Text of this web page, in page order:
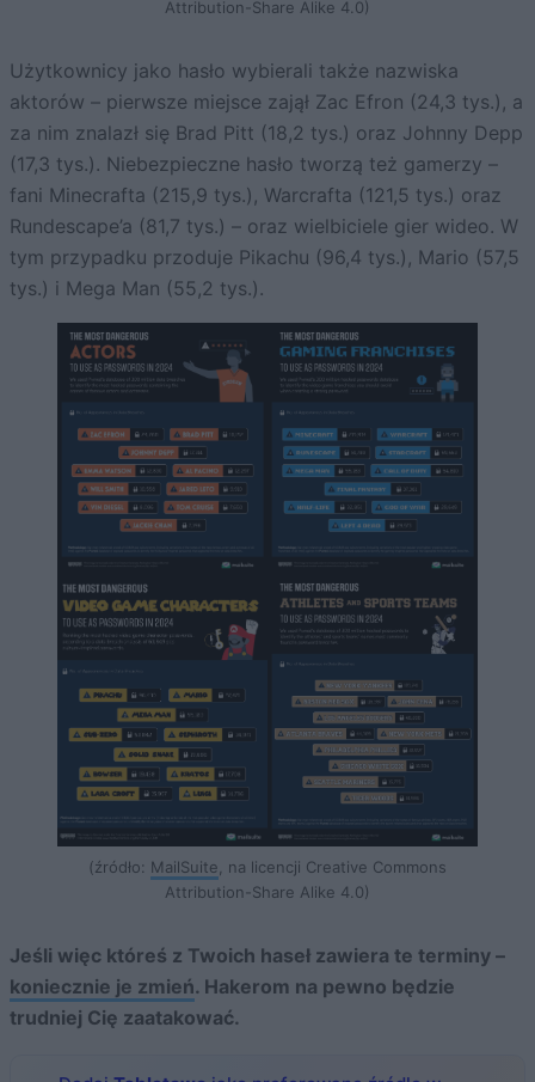
Attribution-Share Alike 4.0)
Użytkownicy jako hasło wybierali także nazwiska
aktorów – pierwsze miejsce zajął Zac Efron (24,3 tys.), a
za nim znalazł się Brad Pitt (18,2 tys.) oraz Johnny Depp
(17,3 tys.). Niebezpieczne hasło tworzą też gamerzy –
fani Minecrafta (215,9 tys.), Warcrafta (121,5 tys.) oraz
Rundescape’a (81,7 tys.) – oraz wielbiciele gier wideo. W
tym przypadku przoduje Pikachu (96,4 tys.), Mario (57,5
tys.) i Mega Man (55,2 tys.).
(źródło: MailSuite , na licencji Creative Commons
Attribution-Share Alike 4.0)
Jeśli więc któreś z Twoich haseł zawiera te terminy –
koniecznie je zmień. Hakerom na pewno będzie
trudniej Cię zaatakować.